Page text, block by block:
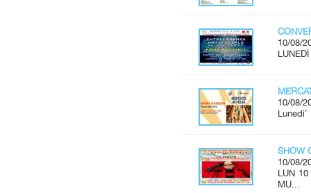
10/08/
10/08/
Lunedì'
SHOW
10/08/
LUN 10
MU...